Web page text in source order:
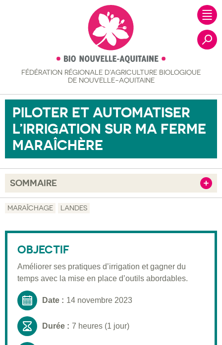
FÉDÉRATION RÉGIONALE D’AGRICULTURE BIOLOGIQUE
DE NOUVELLE-AQUITAINE
PILOTER ET AUTOMATISER
L’IRRIGATION SUR MA FERME
MARAÎCHÈRE
SOMMAIRE
Objectif
Pré-requis
Validation
Moyens pédagogiques
Informations pratiques
MARAÎCHAGE LANDES
OBJECTIF
Améliorer ses pratiques d’irrigation et gagner du
temps avec la mise en place d’outils abordables.
Date : 14 novembre 2023
Durée : 7 heures (1 jour)